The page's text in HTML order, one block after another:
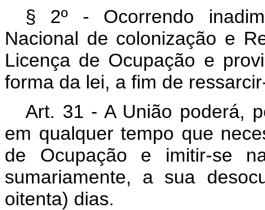
§ 2º - Ocorrendo
Nacional de colonização e
Licença de Ocupação e
forma da lei, a fim de
Art. 31 - A União poderá,
em qualquer tempo que
de Ocupação e imitir-se
sumariamente, a sua
oitenta) dias.